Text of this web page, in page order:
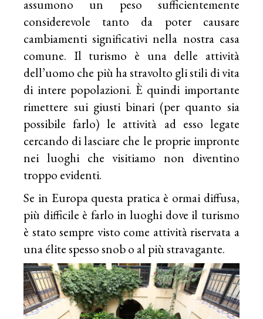
assumono un peso sufficientemente
considerevole tanto da poter causare
cambiamenti significativi nella nostra casa
comune. Il turismo è una delle attività
dell’uomo che più ha stravolto gli stili di vita
di intere popolazioni. È quindi importante
rimettere sui giusti binari (per quanto sia
possibile farlo) le attività ad esso legate
cercando di lasciare che le proprie impronte
nei luoghi che visitiamo non diventino
troppo evidenti.
Se in Europa questa pratica è ormai diffusa,
più difficile è farlo in luoghi dove il turismo
è stato sempre visto come attività riservata a
una élite spesso snob o al più stravagante.